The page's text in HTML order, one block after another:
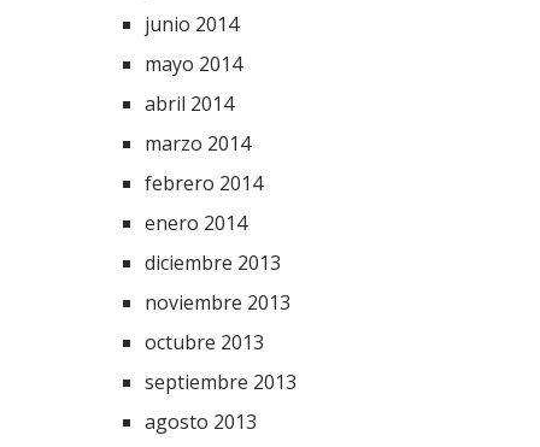
junio 2014
mayo 2014
abril 2014
marzo 2014
febrero 2014
enero 2014
diciembre 2013
noviembre 2013
octubre 2013
septiembre 2013
agosto 2013